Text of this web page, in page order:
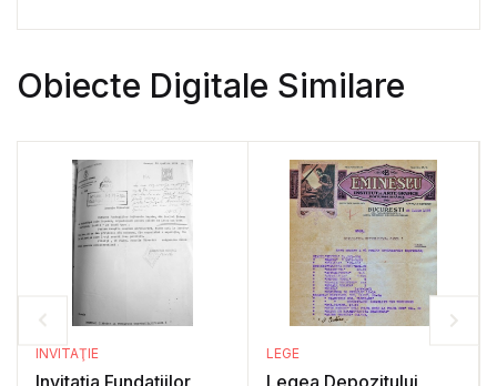
Obiecte Digitale Similare
INVITAŢIE
Invitaţia Fundaţiilor
LEGE
Legea Depozitului